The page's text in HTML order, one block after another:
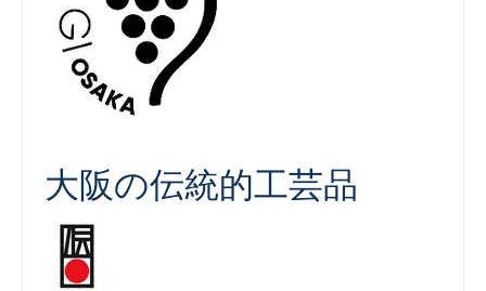
大阪の伝統的工芸品